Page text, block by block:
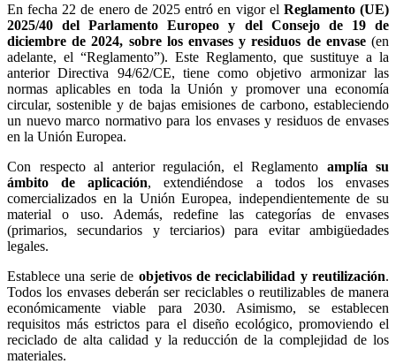
En fecha 22 de enero de 2025 entró en vigor el Reglamento (UE)
2025/40 del Parlamento Europeo y del Consejo de 19 de
diciembre de 2024, sobre los envases y residuos de envase(en
adelante, el “Reglamento”). Este Reglamento, que sustituye a la
anterior Directiva 94/62/CE, tiene como objetivo armonizar las
normas aplicables en toda la Unión y promover una economía
circular, sostenible y de bajas emisiones de carbono, estableciendo
un nuevo marco normativo para los envases y residuos de envases
en la Unión Europea.
Con respecto al anterior regulación, el Reglamento amplía su
ámbito de aplicación, extendiéndose a todos los envases
comercializados en la Unión Europea, independientemente de su
material o uso. Además, redefine las categorías de envases
(primarios, secundarios y terciarios) para evitar ambigüedades
legales.
Establece una serie de objetivos de reciclabilidad y reutilización.
Todos los envases deberán ser reciclables o reutilizables de manera
económicamente viable para 2030. Asimismo, se establecen
requisitos más estrictos para el diseño ecológico, promoviendo el
reciclado de alta calidad y la reducción de la complejidad de los
materiales.